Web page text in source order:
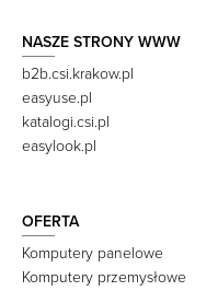
NASZE STRONY WWW
b2b.csi.krakow.pl
easyuse.pl
katalogi.csi.pl
easylook.pl
OFERTA
Komputery panelowe
Komputery przemysłowe